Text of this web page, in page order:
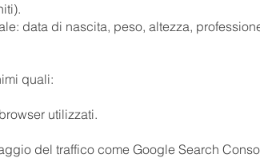
data di nascita, peso, altezza,
quali:
utilizzati.
del traffico come Google Search